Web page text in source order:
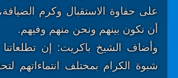
على حفاوة الاستقبال وكرم
أن نكون بينهم ونحن منهم وفيهم.
وأضاف الشيخ باكريت: إن تطلعاتنا
شبوة الكرام بمختلف انتماءاتهم